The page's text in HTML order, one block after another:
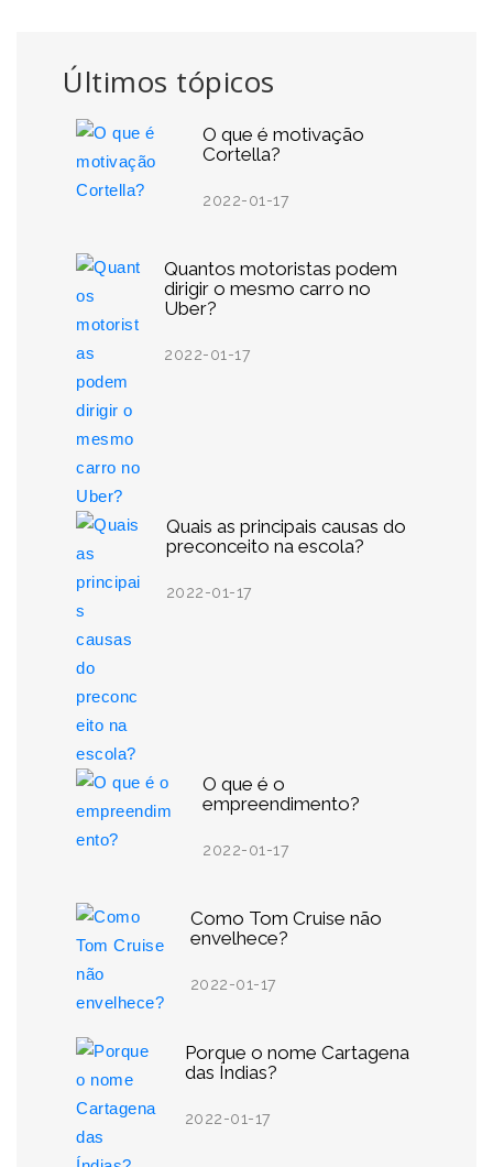
Últimos tópicos
O que é motivação
Cortella?
2022-01-17
Quantos motoristas podem
dirigir o mesmo carro no
Uber?
2022-01-17
Quais as principais causas do
preconceito na escola?
2022-01-17
O que é o
empreendimento?
2022-01-17
Como Tom Cruise não
envelhece?
2022-01-17
Porque o nome Cartagena
das Índias?
2022-01-17